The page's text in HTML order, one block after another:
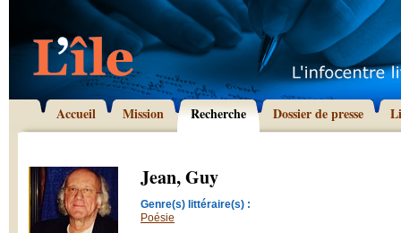
Accueil Mission Recherche Dossier de presse
Jean, Guy
Genre(s) littéraire(s) :
Poésie